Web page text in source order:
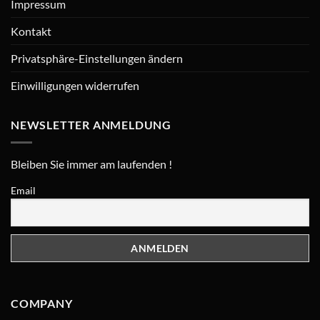
Impressum
Kontakt
Privatsphäre-Einstellungen ändern
Einwilligungen widerrufen
NEWSLETTER ANMELDUNG
Bleiben Sie immer am laufenden !
Email
COMPANY